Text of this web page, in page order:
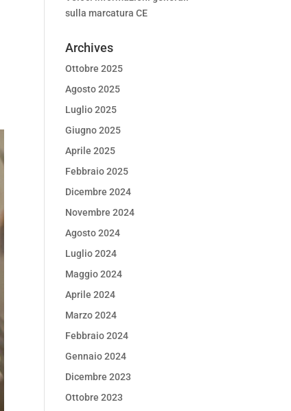
sulla marcatura CE
Archives
Ottobre 2025
Agosto 2025
Luglio 2025
Giugno 2025
Aprile 2025
Febbraio 2025
Dicembre 2024
Novembre 2024
Agosto 2024
Luglio 2024
Maggio 2024
Aprile 2024
Marzo 2024
Febbraio 2024
Gennaio 2024
Dicembre 2023
Ottobre 2023